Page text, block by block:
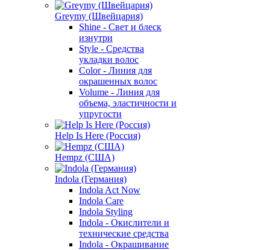
Greymy (Швейцария)
Shine - Свет и блеск
изнутри
Style - Средства
укладки волос
Color - Линия для
окрашенных волос
Volume - Линия для
объема, эластичности и
упругости
Help Is Here (Россия)
Hempz (США)
Indola (Германия)
Indola Act Now
Indola Care
Indola Styling
Indola - Окислители и
технические средства
Indola - Окрашивание